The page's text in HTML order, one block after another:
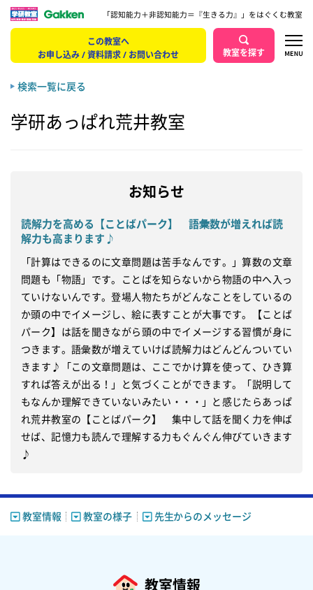
「認知能力＋非認知能力＝『生きる力』」をはぐくむ教室
この教室へ
お申し込み / 資料請求 / お問い合わせ
教室を探す
検索一覧に戻る
学研あっぱれ荒井教室
お知らせ
読解力を高める【ことばパーク】 語彙数が増えれば読
解力も高まります♪
「計算はできるのに文章問題は苦手なんです。」算数の文章
問題も「物語」です。ことばを知らないから物語の中へ入っ
ていけないんです。登場人物たちがどんなことをしているの
か頭の中でイメージし、絵に表すことが大事です。【ことば
パーク】は話を聞きながら頭の中でイメージする習慣が身に
つきます。語彙数が増えていけば読解力はどんどんついてい
きます♪「この文章問題は、ここでかけ算を使って、ひき算
すれば答えが出る！」と気づくことができます。「説明して
もなんか理解できていないみたい・・・」と感じたらあっぱ
れ荒井教室の【ことばパーク】　集中して話を聞く力を伸ば
せば、記憶力も読んで理解する力もぐんぐん伸びていきます
♪
教室情報 教室の様子 先生からのメッセージ
教室情報